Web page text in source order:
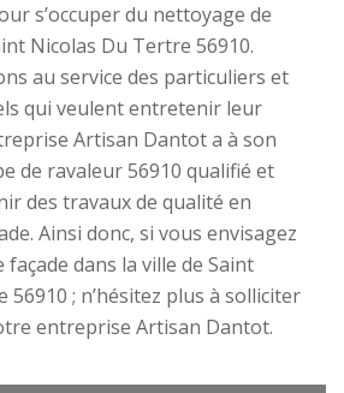
s’occuper du nettoyage de
Nicolas Du Tertre 56910.
au service des particuliers et
qui veulent entretenir leur
Artisan Dantot a à son
de ravaleur 56910 qualifié et
des travaux de qualité en
Ainsi donc, si vous envisagez
dans la ville de Saint
56910 ; n’hésitez plus à solliciter
entreprise Artisan Dantot.